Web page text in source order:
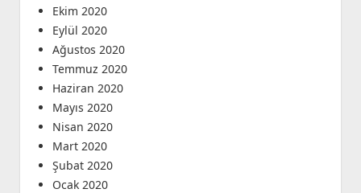
Ekim 2020
Eylül 2020
Ağustos 2020
Temmuz 2020
Haziran 2020
Mayıs 2020
Nisan 2020
Mart 2020
Şubat 2020
Ocak 2020